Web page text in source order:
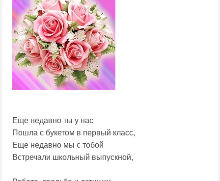
Еще недавно ты у нас
Пошла с букетом в первый класс,
Еще недавно мы с тобой
Встречали школьный выпускной,